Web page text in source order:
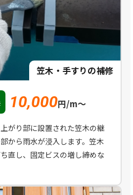
笠木・手すりの補修
10,000円/m〜
がり部に設置された笠木の継
から雨水が浸入します。笠木
直し、固定ビスの増し締めな